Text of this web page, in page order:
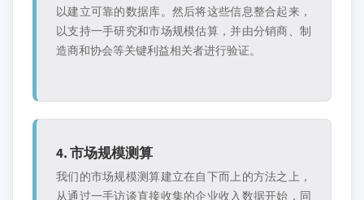
以建立可靠的数据库。然后将这些信息整合起来，
以支持一手研究和市场规模估算，并由分销商、制
造商和协会等关键利益相关者进行验证。
4. 市场规模测算
我们的市场规模测算建立在自下而上的方法之上，
从通过一手访谈直接收集的企业收入数据开始，同